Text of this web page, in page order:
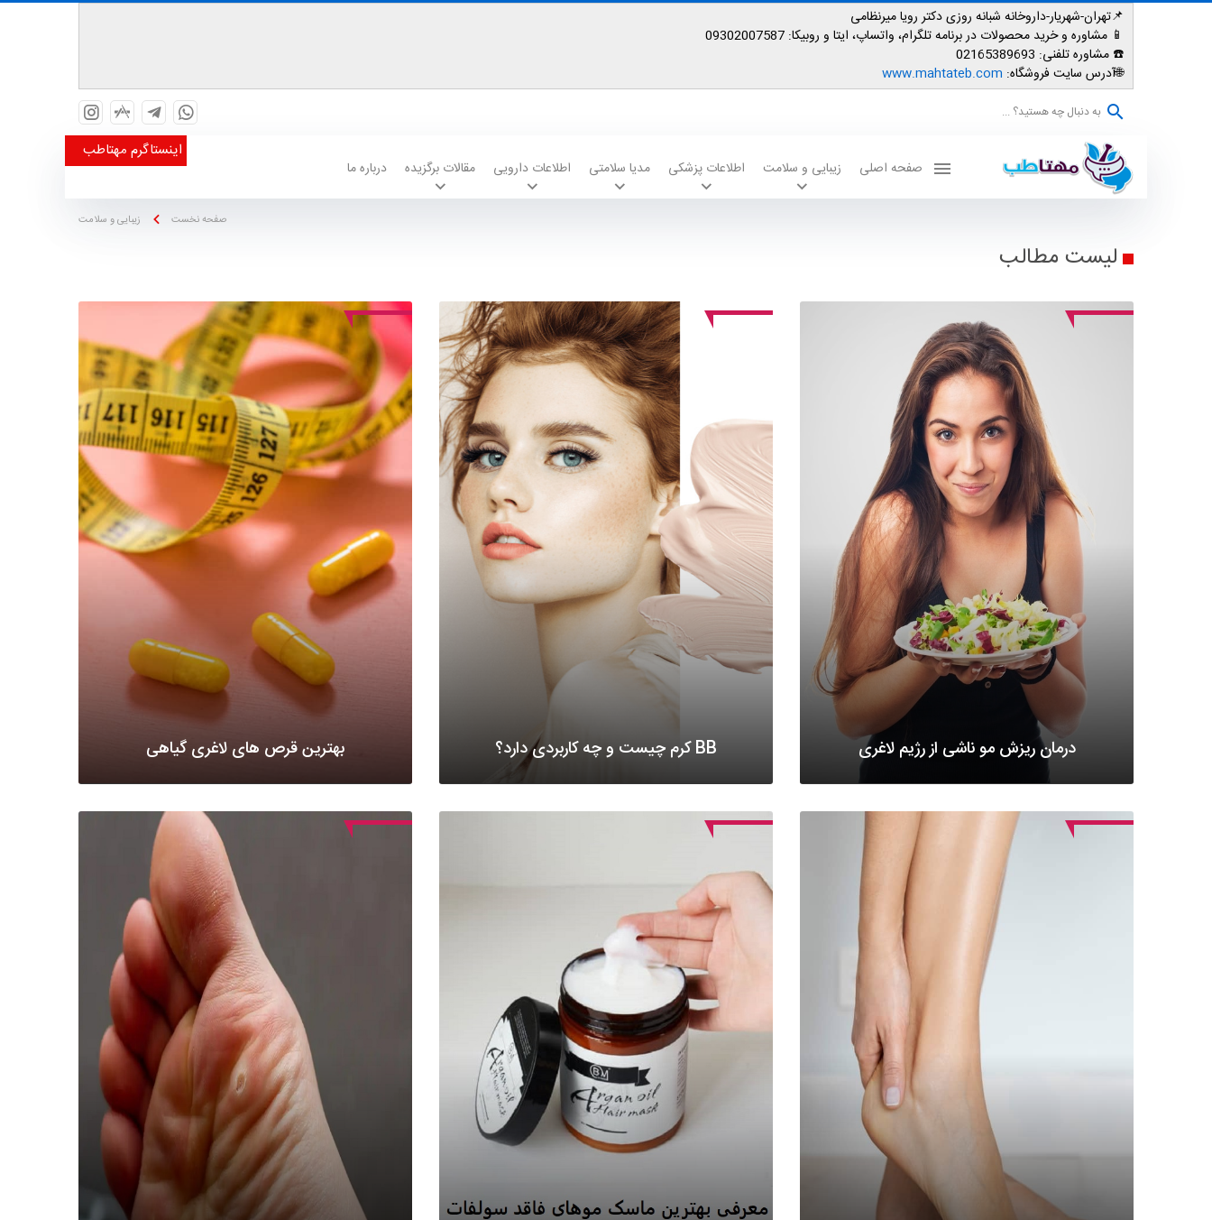
📌تهران-شهریار-داروخانه شبانه روزی دکتر رویا میرنظامی
📱 مشاوره و خرید محصولات در برنامه تلگرام، واتساپ، ایتا و روبیکا: 09302007587
☎️ مشاوره تلفنی:
🌐آدرس سایت فروشگاه: www.mahtateb.com
به دنبال چه هستید؟ ...
صفحه اصلی زیبایی و سلامت اطلاعات پزشکی مدیا سلامتی اطلاعات دارویی مقالات برگزیده درباره ما
اینستاگرم مهتاطب
صفحه نخست زیبایی و سلامت
لیست مطالب
درمان ریزش مو ناشی از رژیم لاغری BB کرم چیست و چه کاربردی دارد؟ بهترین قرص های لاغری گیاهی